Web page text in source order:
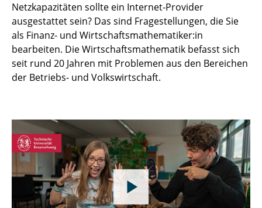
Netzkapazitäten sollte ein Internet-Provider
ausgestattet sein? Das sind Fragestellungen, die Sie
als Finanz- und Wirtschaftsmathematiker:in
bearbeiten. Die Wirtschaftsmathematik befasst sich
seit rund 20 Jahren mit Problemen aus den Bereichen
der Betriebs- und Volkswirtschaft.